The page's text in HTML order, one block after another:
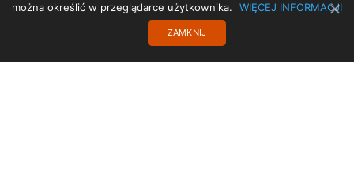
można określić w przeglądarce użytkownika.
WIĘCEJ INFORMACJI
ZAMKNIJ
PROJEKT UE
STARA STRONA